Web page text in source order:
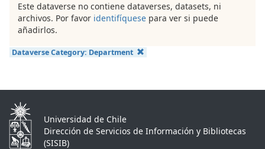
Este dataverse no contiene dataverses, datasets, ni
archivos. Por favor identifíquese para ver si puede
añadirlos.
Dataverse Category: Department
Universidad de Chile
Dirección de Servicios de Información y Bibliotecas
(SISIB)